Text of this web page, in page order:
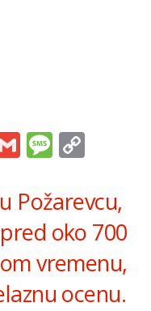
Gmail
Požarevcu,
oko 700
vremenu,
ocenu.